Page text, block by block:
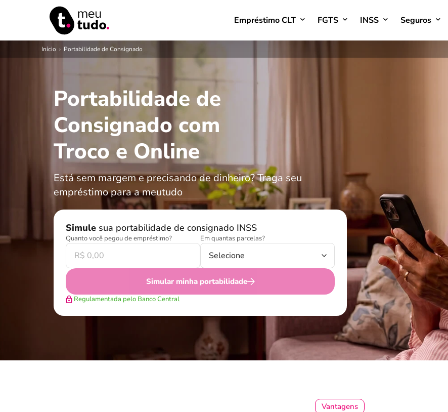
Empréstimo CLT FGTS INSS Seguros
Início › Portabilidade de Consignado
Portabilidade de
Consignado com
Troco e Online
Está sem margem e precisando de dinheiro? Traga seu
empréstimo para a meutudo
Simule sua portabilidade de consignado INSS
Quanto você pegou de empréstimo? Em quantas parcelas?
Simular minha portabilidade
Regulamentada pelo Banco Central
Vantagens